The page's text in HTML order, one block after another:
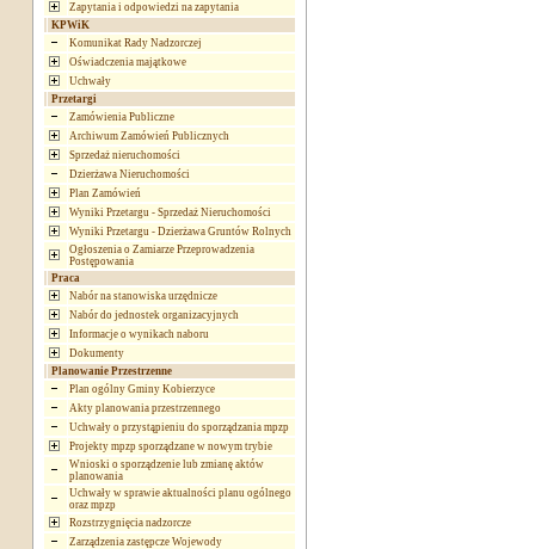
Zapytania i odpowiedzi na zapytania
KPWiK
Komunikat Rady Nadzorczej
Oświadczenia majątkowe
Uchwały
Przetargi
Zamówienia Publiczne
Archiwum Zamówień Publicznych
Sprzedaż nieruchomości
Dzierżawa Nieruchomości
Plan Zamówień
Wyniki Przetargu - Sprzedaż Nieruchomości
Wyniki Przetargu - Dzierżawa Gruntów Rolnych
Ogłoszenia o Zamiarze Przeprowadzenia
Postępowania
Praca
Nabór na stanowiska urzędnicze
Nabór do jednostek organizacyjnych
Informacje o wynikach naboru
Dokumenty
Planowanie Przestrzenne
Plan ogólny Gminy Kobierzyce
Akty planowania przestrzennego
Uchwały o przystąpieniu do sporządzania mpzp
Projekty mpzp sporządzane w nowym trybie
Wnioski o sporządzenie lub zmianę aktów
planowania
Uchwały w sprawie aktualności planu ogólnego
oraz mpzp
Rozstrzygnięcia nadzorcze
Zarządzenia zastępcze Wojewody